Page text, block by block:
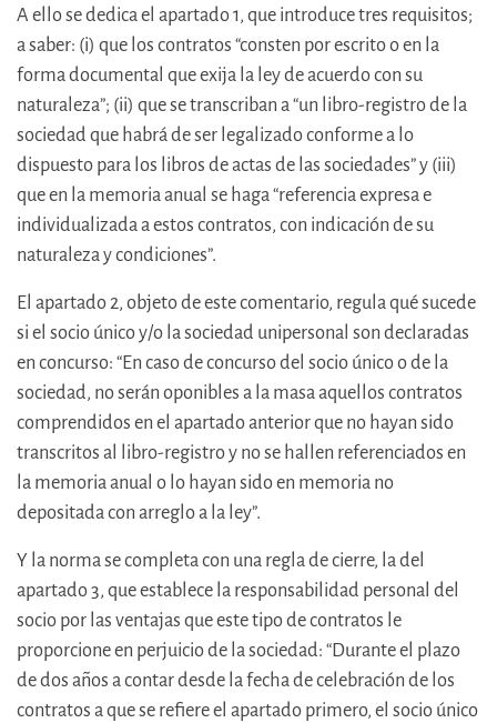
A ello se dedica el apartado 1, que introduce tres requisitos;
a saber: (i) que los contratos “consten por escrito o en la
forma documental que exija la ley de acuerdo con su
naturaleza”; (ii) que se transcriban a “un libro-registro de la
sociedad que habrá de ser legalizado conforme a lo
dispuesto para los libros de actas de las sociedades” y (iii)
que en la memoria anual se haga “referencia expresa e
individualizada a estos contratos, con indicación de su
naturaleza y condiciones”.
El apartado 2, objeto de este comentario, regula qué sucede
si el socio único y/o la sociedad unipersonal son declaradas
en concurso: “En caso de concurso del socio único o de la
sociedad, no serán oponibles a la masa aquellos contratos
comprendidos en el apartado anterior que no hayan sido
transcritos al libro-registro y no se hallen referenciados en
la memoria anual o lo hayan sido en memoria no
depositada con arreglo a la ley”.
Y la norma se completa con una regla de cierre, la del
apartado 3, que establece la responsabilidad personal del
socio por las ventajas que este tipo de contratos le
proporcione en perjuicio de la sociedad: “Durante el plazo
de dos años a contar desde la fecha de celebración de los
contratos a que se refiere el apartado primero, el socio único